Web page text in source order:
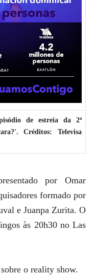
de estreia da 2ª
Créditos: Televisa
por Omar
formado por
e Juanpa Zurita. O
às 20h30 no Las
o reality show.